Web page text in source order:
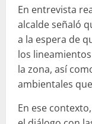
En entrevista
alcalde señaló
a la espera de
los
la zona, así
ambientales
En ese